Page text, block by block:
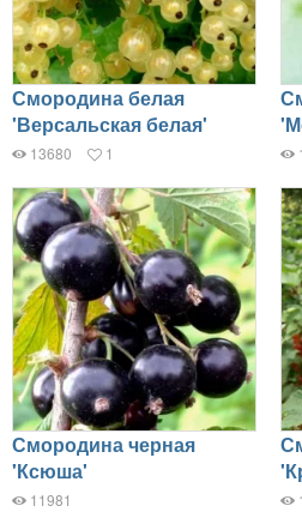
Смородина белая
'Версальская белая'
13680 1
Смородина черная
'Ксюша'
11981